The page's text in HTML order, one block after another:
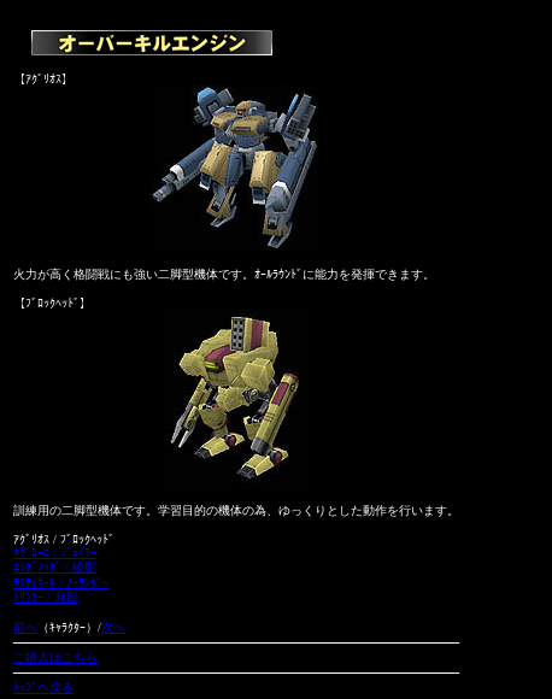
【ｱｸﾞﾘｵｽ】
火力が高く格闘戦にも強い二脚型機体です。ｵｰﾙﾗｳﾝﾄﾞに能力を発揮できます。
【ﾌﾞﾛｯｸﾍｯﾄﾞ】
訓練用の二脚型機体です。学習目的の機体の為、ゆっくりとした動作を行います。
ｱｸﾞﾘｵｽ / ﾌﾞﾛｯｸﾍｯﾄﾞ
ﾈｸﾞﾛｰﾆ / ｼﾞｪｲﾗｰ
ｴｯｸﾞﾉｯｸﾞ / 綾影
ﾗｽﾃｨﾈｰﾙ / ﾉｰﾗﾝﾀﾞｰ
ﾄﾘﾝｶｰ / 月影
前へ （ｷｬﾗｸﾀｰ）/次へ
ご購入はこちら
ﾄｯﾌﾟへ戻る